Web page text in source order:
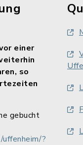
einer
so
gebucht
?